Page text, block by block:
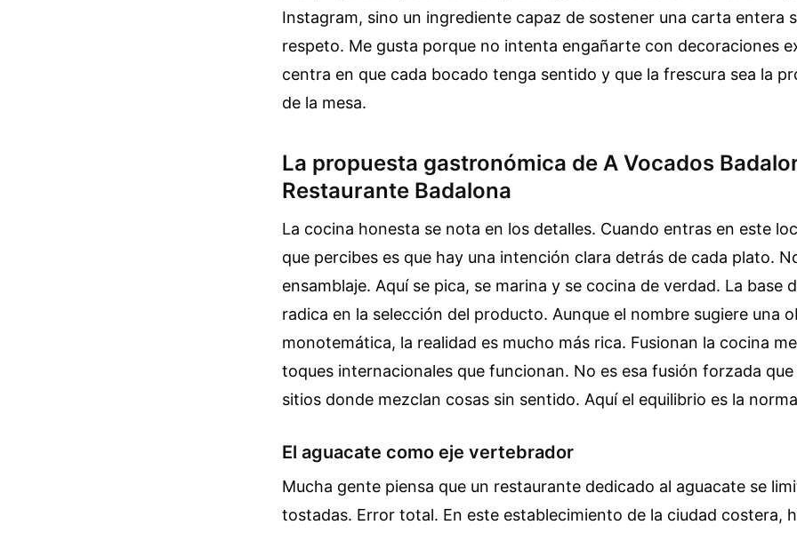
Instagram, sino un ingrediente capaz de sostener una carta entera
respeto. Me gusta porque no intenta engañarte con decoraciones
centra en que cada bocado tenga sentido y que la frescura sea la
de la mesa.
La propuesta gastronómica de A Vocados
Restaurante Badalona
La cocina honesta se nota en los detalles. Cuando entras en este
que percibes es que hay una intención clara detrás de cada plato.
ensamblaje. Aquí se pica, se marina y se cocina de verdad. La base
radica en la selección del producto. Aunque el nombre sugiere una
monotemática, la realidad es mucho más rica. Fusionan la cocina
toques internacionales que funcionan. No es esa fusión forzada
sitios donde mezclan cosas sin sentido. Aquí el equilibrio es la
El aguacate como eje vertebrador
Mucha gente piensa que un restaurante dedicado al aguacate se
tostadas. Error total. En este establecimiento de la ciudad costera,